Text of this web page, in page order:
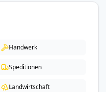
Handwerk
Speditionen
Landwirtschaft